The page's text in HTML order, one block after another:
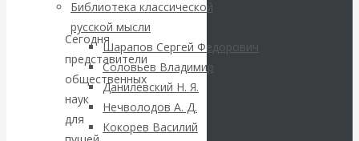
Библиотека классической
русской мысли
Шарапов Сергей Федорович
Соловьев Владимир
Данилевский Н. Я.
Нечволодов А. Д.
Кокорев Василий
ВАлентин
Катасонов.
Саммит НАТО в
Турции: Drang
Сегодня
представители
общественных
наук
для